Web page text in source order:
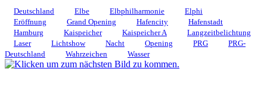
Deutschland Elbe Elbphilharmonie
Elphi
Eröffnung
Grand Opening Hafencity
Hafenstadt
Hamburg
Kaispeicher Kaispeicher A
Langzeitbelichtung
Laser
Lichtshow Nacht Opening PRG
PRG-
Deutschland
Wahrzeichen Wasser